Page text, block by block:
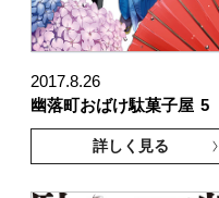
2017.8.26
幽落町おばけ駄菓子屋 5
詳しく見る